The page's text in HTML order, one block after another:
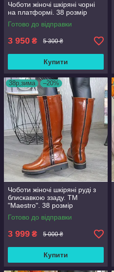
Чоботи жіночі шкіряні чорні
на платформі. 38 розмір
Готово до відправки
3 950 ₴ 5 300 ₴
Купити
38р,зима –20%
Чоботи жіночі шкіряні руді з
блискавкою ззаду. ТМ
"Maestro". 38 розмір
Готово до відправки
3 999 ₴ 5 000 ₴
Купити